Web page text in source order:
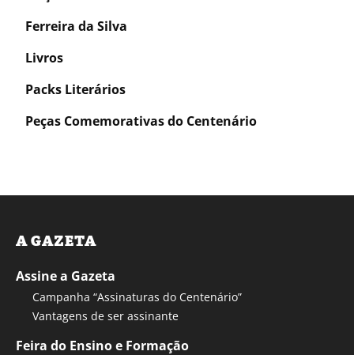
Ferreira da Silva
Livros
Packs Literários
Peças Comemorativas do Centenário
A GAZETA
Assine a Gazeta
Campanha “Assinaturas do Centenário”
Vantagens de ser assinante
Feira do Ensino e Formação